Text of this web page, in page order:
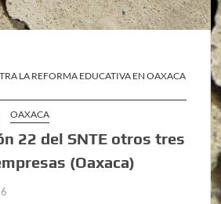
LA REFORMA EDUCATIVA EN OAXACA
OAXACA
22 del SNTE otros tres
(Oaxaca)